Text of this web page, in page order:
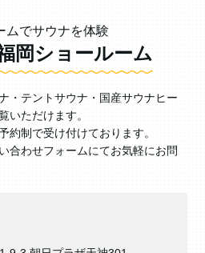
ムでサウナを体験
岡ショールーム
・テントサウナ・国産サウナヒー
いただけます。
約制で受け付けております。
合わせフォームにてお気軽にお問